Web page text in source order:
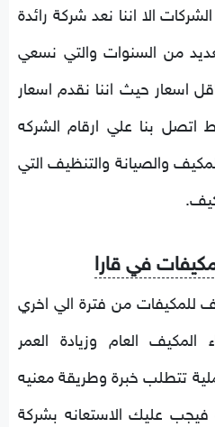
الا اننا نعد شركة رائدة
من السنوات والتي نسعي
اسعار حيث اننا نقدم اسعار
بنا علي ارقام الشركه
والصيانة والتنظيف التي
في قارا
للمكيفات من فترة الي اخري
العام وزيادة العمر
تتطلب خبرة وطريقة معنيه
عليك الاستعانه بشركة